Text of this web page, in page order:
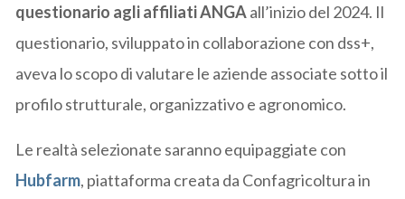
questionario agli affiliati ANGAall’inizio del 2024. Il
questionario, sviluppato in collaborazione con dss+,
aveva lo scopo di valutare le aziende associate sotto il
profilo strutturale, organizzativo e agronomico.
Le realtà selezionate saranno equipaggiate con
Hubfarm, piattaforma creata da Confagricoltura in